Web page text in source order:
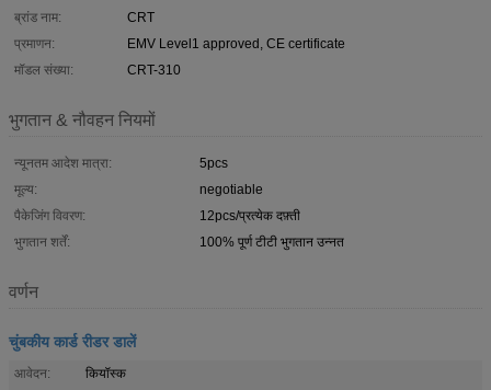
ब्रांड नाम:
CRT
प्रमाणन:
EMV Level1 approved, CE certificate
मॉडल संख्या:
CRT-310
भुगतान & नौवहन नियमों
न्यूनतम आदेश मात्रा:
5pcs
मूल्य:
negotiable
पैकेजिंग विवरण:
12pcs/प्रत्येक दफ़्ती
भुगतान शर्तें:
100% पूर्ण टीटी भुगतान उन्नत
वर्णन
चुंबकीय कार्ड रीडर डालें
आवेदन:
कियॉस्क